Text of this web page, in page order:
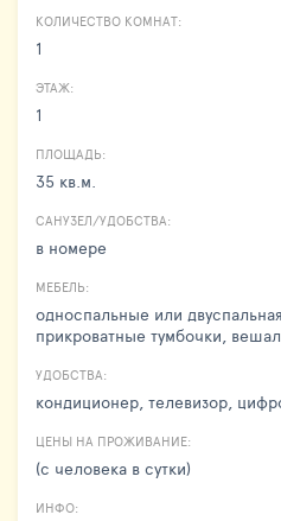
КОЛИЧЕСТВО КОМНАТ:
1
ЭТАЖ:
1
ПЛОЩАДЬ:
35 кв.м.
САНУЗЕЛ/УДОБСТВА:
в номере
МЕБЕЛЬ:
односпальные или
прикроватные тумбочки,
УДОБСТВА:
кондиционер, телевизор,
ЦЕНЫ НА ПРОЖИВАНИЕ:
(с человека в сутки)
ИНФО: